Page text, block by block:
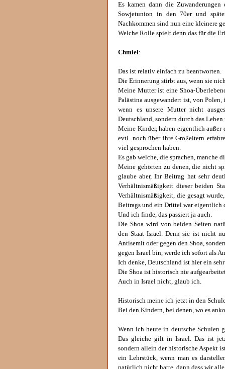
Es kamen dann die Zuwanderungen
Sowjetunion in den 70er und
Nachkommen sind nun eine kleinere
Welche Rolle spielt denn das für die
Chmiel:
Das ist relativ einfach zu beantworten.
Die Erinnerung stirbt aus, wenn sie
Meine Mutter ist eine Shoa-
Palästina ausgewandert ist, von
wenn es unsere Mutter nicht
Deutschland, sondern durch das Leben
Meine Kinder, haben eigentlich außer
evtl. noch über ihre Großeltern
viel gesprochen haben.
Es gab welche, die sprachen, manche
Meine gehörten zu denen, die nicht
glaube aber, Ihr Beitrag hat sehr
Verhältnismäßigkeit dieser beiden
Verhältnismäßigkeit, die gesagt
Beitrags und ein Drittel war eigentlich
Und ich finde, das passiert ja auch.
Die Shoa wird von beiden Seiten
den Staat Israel. Denn sie ist nicht
Antisemit oder gegen den Shoa,
gegen Israel bin, werde ich sofort als
Ich denke, Deutschland ist hier ein
Die Shoa ist historisch nie
Auch in Israel nicht, glaub ich.
Historisch meine ich jetzt in den
Bei den Kindern, bei denen, wo es
Wenn ich heute in deutsche Schulen
Das gleiche gilt in Israel. Das ist
sondern allein der historische Aspekt
ein Lehrstück, wenn man es
natürlich nicht hatte, dann dass wir alle